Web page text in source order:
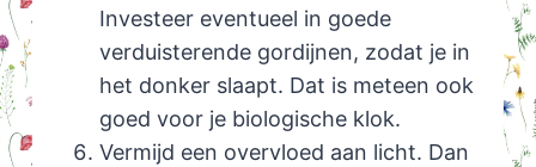
Investeer eventueel in goede
verduisterende gordijnen, zodat je in
het donker slaapt. Dat is meteen ook
goed voor je biologische klok.
Vermijd een overvloed aan licht. Dan